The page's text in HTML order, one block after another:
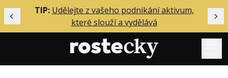
Předchozí
TIP: Udělejte z vašeho podnikání aktivum,
které slouží a vydělává